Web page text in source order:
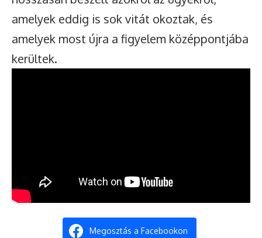
amelyek eddig is sok vitát okoztak, és
amelyek most újra a figyelem középpontjába
kerültek.
Megosztás a Facebookon